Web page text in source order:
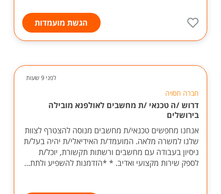
הגשת מועמדות
לפני 9 שעות
חברה חסויה
דרוש /ה טכנאי /ת מחשבים לאולפנא מובילה
בירושלים
אנחנו מחפשים טכנאי/ת מחשבים מנוסה להצטרף לצוות
שלנו למשרה מלאה. המועמד/ת האידיאלי/ת יהיה בעל/ת
ניסיון בעבודה עם מחשבים ורשתות תקשורת, יוכל/ת
לספק שירות מקצועי ואדיב. * *הזדמנות להשפיע ולתת...